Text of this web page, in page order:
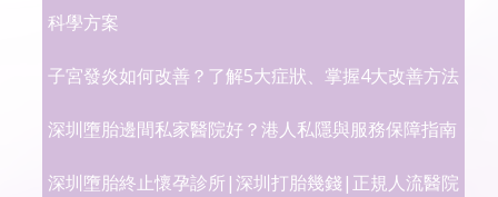
科學方案
子宮發炎如何改善？了解5大症狀、掌握4大改善方法
深圳墮胎邊間私家醫院好？港人私隱與服務保障指南
深圳墮胎終止懷孕診所|深圳打胎幾錢|正規人流醫院